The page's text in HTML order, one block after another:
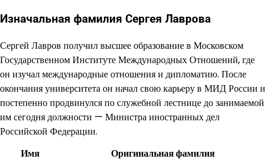
Изначальная фамилия Сергея Лаврова
Сергей Лавров получил высшее образование в Московском
Государственном Институте Международных Отношений, где
он изучал международные отношения и дипломатию. После
окончания университета он начал свою карьеру в МИД России и
постепенно продвинулся по служебной лестнице до занимаемой
им сегодня должности — Министра иностранных дел
Российской Федерации.
Имя
Оригинальная фамилия